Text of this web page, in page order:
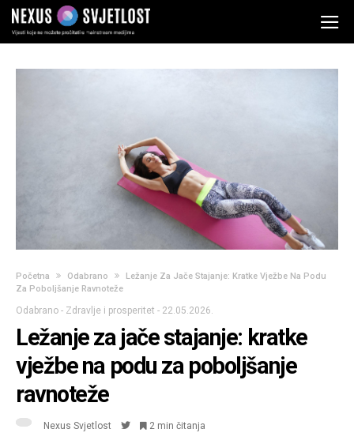
Početna Odabrano
Ležanje Za Jače Stajanje: Kratke Vježbe Na Podu
Za Poboljšanje Ravnoteže
Odabrano - Zdravlje i prosperitet - 22.05.2026.
Ležanje za jače stajanje: kratke
vježbe na podu za poboljšanje
ravnoteže
Nexus Svjetlost 2 min čitanja